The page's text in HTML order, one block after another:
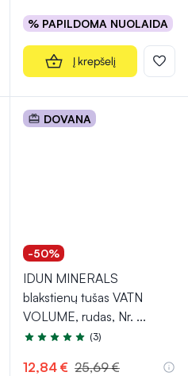
% PAPILDOMA NUOLAIDA
Į krepšelį
DOVANA
-50%
IDUN MINERALS
blakstienų tušas VATN
VOLUME, rudas, Nr. ...
Įvertinimas 4.7 iš 5
(3)
12,84 € 25,69 €